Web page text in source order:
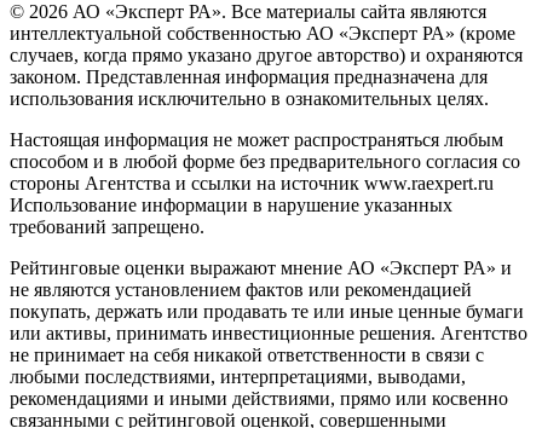
© 2026 АО «Эксперт РА». Все материалы сайта являются
интеллектуальной собственностью АО «Эксперт РА» (кроме
случаев, когда прямо указано другое авторство) и охраняются
законом. Представленная информация предназначена для
использования исключительно в ознакомительных целях.
Настоящая информация не может распространяться любым
способом и в любой форме без предварительного согласия со
стороны Агентства и ссылки на источник www.raexpert.ru
Использование информации в нарушение указанных
требований запрещено.
Рейтинговые оценки выражают мнение АО «Эксперт РА» и
не являются установлением фактов или рекомендацией
покупать, держать или продавать те или иные ценные бумаги
или активы, принимать инвестиционные решения. Агентство
не принимает на себя никакой ответственности в связи с
любыми последствиями, интерпретациями, выводами,
рекомендациями и иными действиями, прямо или косвенно
связанными с рейтинговой оценкой, совершенными